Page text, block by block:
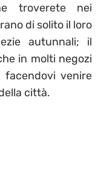
troverete nei
di solito il loro
autunnali; il
in molti negozi
facendovi venire
città.